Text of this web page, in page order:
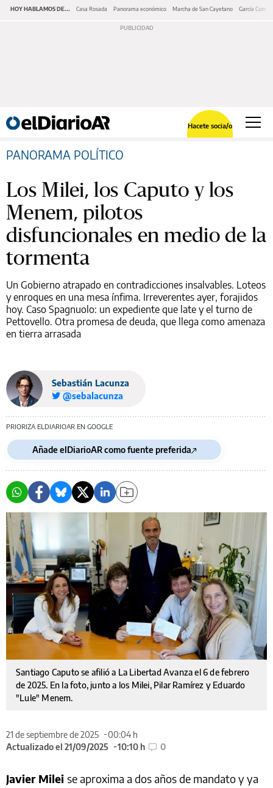
HOY HABLAMOS DE... Casa Rosada Panorama económico Marcha de San Cayetano García Cuerva
Hacete socia/o
PANORAMA POLÍTICO
Los Milei, los Caputo y los
Menem, pilotos
disfuncionales en medio de la
tormenta
Un Gobierno atrapado en contradicciones insalvables. Loteos
y enroques en una mesa ínfima. Irreverentes ayer, forajidos
hoy. Caso Spagnuolo: un expediente que late y el turno de
Pettovello. Otra promesa de deuda, que llega como amenaza
en tierra arrasada
Sebastián Lacunza
@sebalacunza
PRIORIZA ELDIARIOAR EN GOOGLE
Añade elDiarioAR como fuente preferida
Santiago Caputo se afilió a La Libertad Avanza el 6 de febrero
de 2025. En la foto, junto a los Milei, Pilar Ramírez y Eduardo
"Lule" Menem.
21 de septiembre de 2025
00:04 h
Actualizado el 21/09/2025
10:10 h 0
Javier Milei se aproxima a dos años de mandato y ya